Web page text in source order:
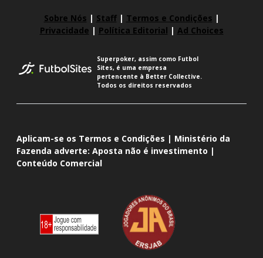
Sobre Nós | Staff| Termos e Condições |
Privacidade | Política Editorial | Ad Choices
Superpoker, assim como Futbol
Sites, é uma empresa
pertencente à Better Collective.
Todos os direitos reservados
Aplicam-se os Termos e Condições | Ministério da
Fazenda adverte: Aposta não é investimento |
Conteúdo Comercial